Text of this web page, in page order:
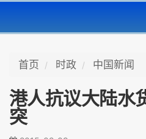
首页 时政 中国新闻
港人抗议大陆水
突